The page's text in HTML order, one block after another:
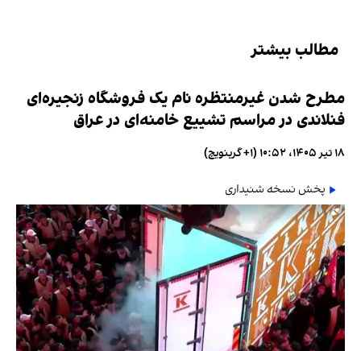
مطالب بیشتر
مطرح شدن غیرمنتظره نام یک فروشگاه زنجیره‌ای
فنلاندی در مراسم تشییع خامنه‌ای در عراق
۱۸ تیر ۱۴۰۵، ۱۰:۵۲ (‎+۱ گرینویچ)
پخش نسخه شنیداری